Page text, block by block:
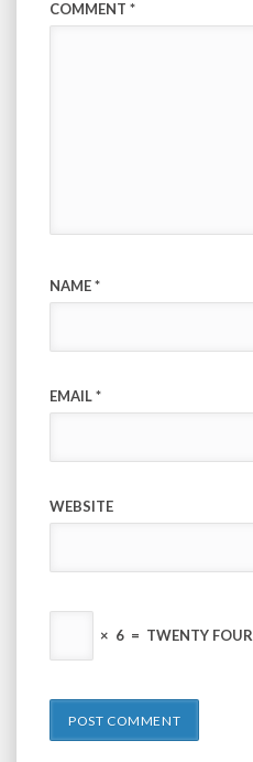
COMMENT *
NAME*
EMAIL*
WEBSITE
× 6 = TWENTY FOUR